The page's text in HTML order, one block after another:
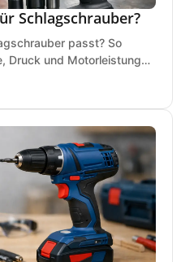
Schlagschrauber?
passt? So
Druck und Motorleistung